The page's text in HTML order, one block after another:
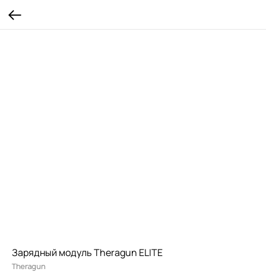
Зарядный модуль Theragun ELITE
Theragun